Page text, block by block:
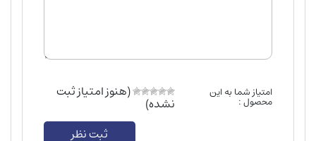
امتیاز شما به این
محصول :
(هنوز امتیاز ثبت
نشده)
ثبت نظر